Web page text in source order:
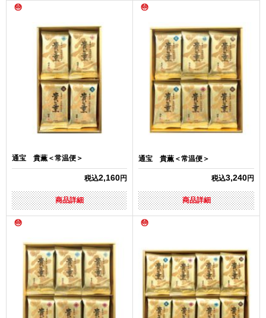
通宝 貴薫＜常温便＞
税込2,160円
商品詳細
通宝 貴薫＜常温便＞
税込3,240円
商品詳細